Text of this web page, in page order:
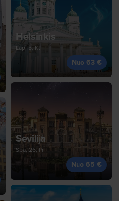
Helsinkis
Lap, 5, Kt
Nuo 63 €
Sevilija
Spa, 26, Pr
Nuo 65 €